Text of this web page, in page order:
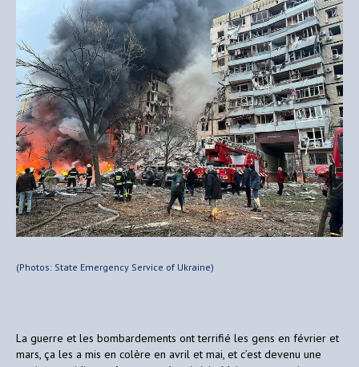
(Photos: State Emergency Service of Ukraine)
La guerre et les bombardements ont terrifié les gens en février et
mars, ça les a mis en colère en avril et mai, et c’est devenu une